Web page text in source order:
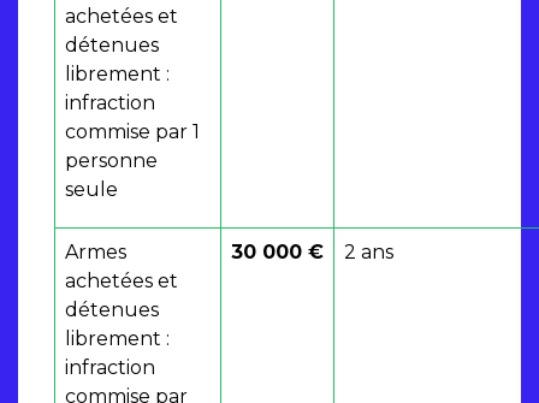
achetées et
détenues
librement :
infraction
commise par 1
personne
seule
Armes
achetées et
détenues
librement :
infraction
commise par
30 000 € 2 ans